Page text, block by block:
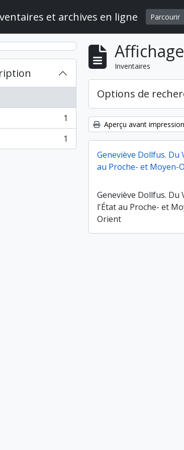
et archives en ligne Parcourir
1
1
Inventaires
Options de
Aperçu avant impression
Geneviève Dollfus. Du
au Proche- et Moyen-
Geneviève Dollfus. Du
l'État au Proche- et
Orient